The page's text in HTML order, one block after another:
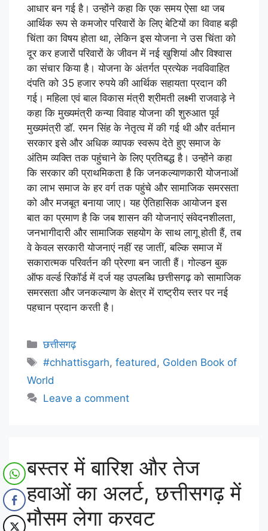
आधार बन गई है। उन्होंने कहा कि एक समय ऐसा था जब
आर्थिक रूप से कमजोर परिवारों के लिए बेटियों का विवाह बड़ी
चिंता का विषय होता था, लेकिन इस योजना ने उस चिंता को
दूर कर हजारों परिवारों के जीवन में नई खुशियां और विश्वास
का संचार किया है। योजना के अंतर्गत प्रत्येक नवविवाहित
दंपति को 35 हजार रुपये की आर्थिक सहायता प्रदान की
गई। महिला एवं बाल विकास मंत्री श्रीमती लक्ष्मी राजवाड़े ने
कहा कि मुख्यमंत्री कन्या विवाह योजना की शुरुआत पूर्व
मुख्यमंत्री डॉ. रमन सिंह के नेतृत्व में की गई थी और वर्तमान
सरकार इसे और अधिक व्यापक स्वरूप देते हुए समाज के
अंतिम व्यक्ति तक पहुंचाने के लिए प्रतिबद्ध है। उन्होंने कहा
कि सरकार की प्राथमिकता है कि जनकल्याणकारी योजनाओं
का लाभ समाज के हर वर्ग तक पहुंचे और सामाजिक समरसता
को और मजबूत बनाया जाए। यह ऐतिहासिक आयोजन इस
बात का प्रमाण है कि जब शासन की योजनाएं संवेदनशीलता,
जनभागीदारी और सामाजिक सहयोग के साथ लागू होती हैं, तब
वे केवल सरकारी योजनाएं नहीं रह जातीं, बल्कि समाज में
सकारात्मक परिवर्तन की प्रेरणा बन जाती हैं। गोल्डन बुक
ऑफ वर्ल्ड रिकॉर्ड में दर्ज यह उपलब्धि छत्तीसगढ़ को सामाजिक
समरसता और जनकल्याण के क्षेत्र में राष्ट्रीय स्तर पर नई
पहचान प्रदान करती है।
छत्तीसगढ़
#chhattisgarh,featured , Golden Book of
World
Leave a comment
बस्तर में बारिश और तेज
हवाओं का अलर्ट, छत्तीसगढ़ में
मौसम लेगा करवट